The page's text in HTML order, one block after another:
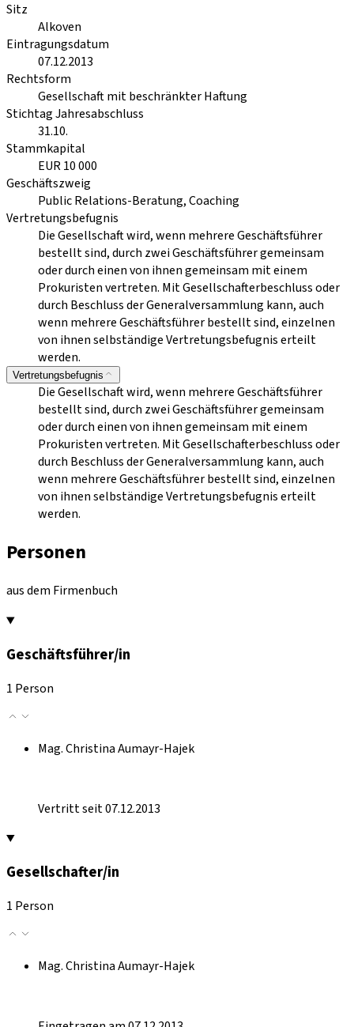
Sitz
Alkoven
Eintragungsdatum
07.12.2013
Rechtsform
Gesellschaft mit beschränkter Haftung
Stichtag Jahresabschluss
31.10.
Stammkapital
EUR 10 000
Geschäftszweig
Public Relations-Beratung, Coaching
Vertretungsbefugnis
Die Gesellschaft wird, wenn mehrere Geschäftsführer
bestellt sind, durch zwei Geschäftsführer gemeinsam
oder durch einen von ihnen gemeinsam mit einem
Prokuristen vertreten. Mit Gesellschafterbeschluss oder
durch Beschluss der Generalversammlung kann, auch
wenn mehrere Geschäftsführer bestellt sind, einzelnen
von ihnen selbständige Vertretungsbefugnis erteilt
werden.
Vertretungsbefugnis
Die Gesellschaft wird, wenn mehrere Geschäftsführer
bestellt sind, durch zwei Geschäftsführer gemeinsam
oder durch einen von ihnen gemeinsam mit einem
Prokuristen vertreten. Mit Gesellschafterbeschluss oder
durch Beschluss der Generalversammlung kann, auch
wenn mehrere Geschäftsführer bestellt sind, einzelnen
von ihnen selbständige Vertretungsbefugnis erteilt
werden.
Personen
aus dem Firmenbuch
Geschäftsführer/in
1 Person
Mag. Christina Aumayr-Hajek
Vertritt seit 07.12.2013
Gesellschafter/in
1 Person
Mag. Christina Aumayr-Hajek